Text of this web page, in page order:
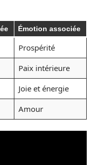
Émotion associée
Prospérité
Paix intérieure
Joie et énergie
Amour